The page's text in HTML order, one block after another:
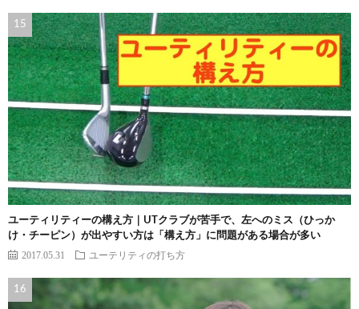
ユーティリティーの構え方｜UTクラブが苦手で、左へのミス（ひっか
け・チーピン）が出やすい方は「構え方」に問題がある場合が多い
2017.05.31 ユーテリティの打ち方